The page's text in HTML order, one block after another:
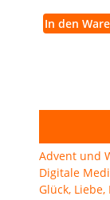
In den
Advent und
Digitale
Glück,